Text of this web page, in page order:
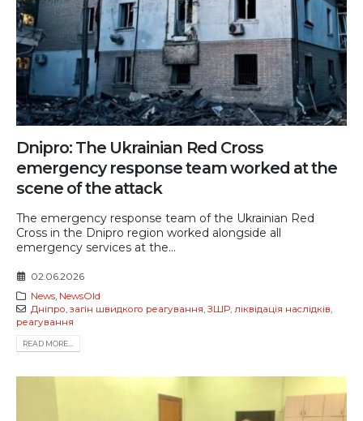
Dnipro: The Ukrainian Red Cross
emergency response team worked at the
scene of the attack
The emergency response team of the Ukrainian Red
Cross in the Dnipro region worked alongside all
emergency services at the...
02.06.2026
News, NewsOld
Дніпро загін швидкого реагування ЗШР, ліквідація наслідків
реагування
READ MORE...